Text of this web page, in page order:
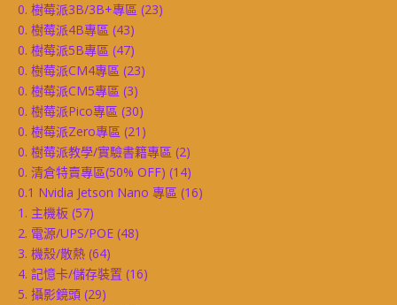
0. 樹莓派3B/3B+專區 (23)
0. 樹莓派4B專區 (43)
0. 樹莓派5B專區 (47)
0. 樹莓派CM4專區 (23)
0. 樹莓派CM5專區 (3)
0. 樹莓派Pico專區 (30)
0. 樹莓派Zero專區 (21)
0. 樹莓派教學/實驗書籍專區 (2)
0. 清倉特賣專區(50% OFF) (14)
0.1 Nvidia Jetson Nano 專區 (16)
1. 主機板 (57)
2. 電源/UPS/POE (48)
3. 機殼/散熱 (64)
4. 記憶卡/儲存裝置 (16)
5. 攝影鏡頭 (29)